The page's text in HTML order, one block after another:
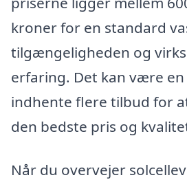
kroner for en standard
tilgængeligheden og
erfaring. Det kan være
indhente flere tilbud for
den bedste pris og
Når du overvejer